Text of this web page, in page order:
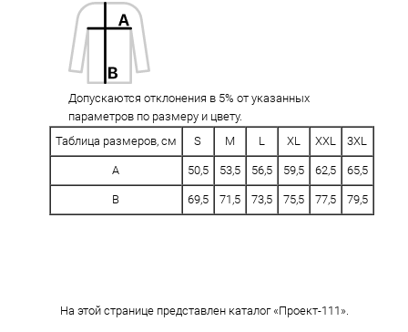
Допускаются отклонения в 5% от указанных
параметров по размеру и цвету.
Таблица размеров, см
S M L XL XXL 3XL
A 50,5 53,5 56,5 59,5 62,5 65,5
B 69,5 71,5 73,5 75,5 77,5 79,5
На этой странице представлен каталог «Проект-111».